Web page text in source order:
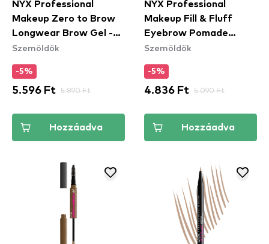
NYX Professional
Makeup Zero to Brow
Longwear Brow Gel -
Black (ZTBG08) -
Szemöldök
-5%
5.596 Ft 5.890 Ft
Hozzáadva
NYX Professional
Makeup Fill & Fluff
Eyebrow Pomade
Pencil
Blonde (FFEP01)
Szemöldök
-5%
4.836 Ft 5.090 Ft
Hozzáadva